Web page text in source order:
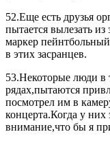
52.Еще есть друзья
пытается вылезать
маркер пейнтбольный
в этих засранцев.
53.Некоторые люди в
рядах,пытаются
посмотрел им в
концерта.Когда у
внимание,что бы я